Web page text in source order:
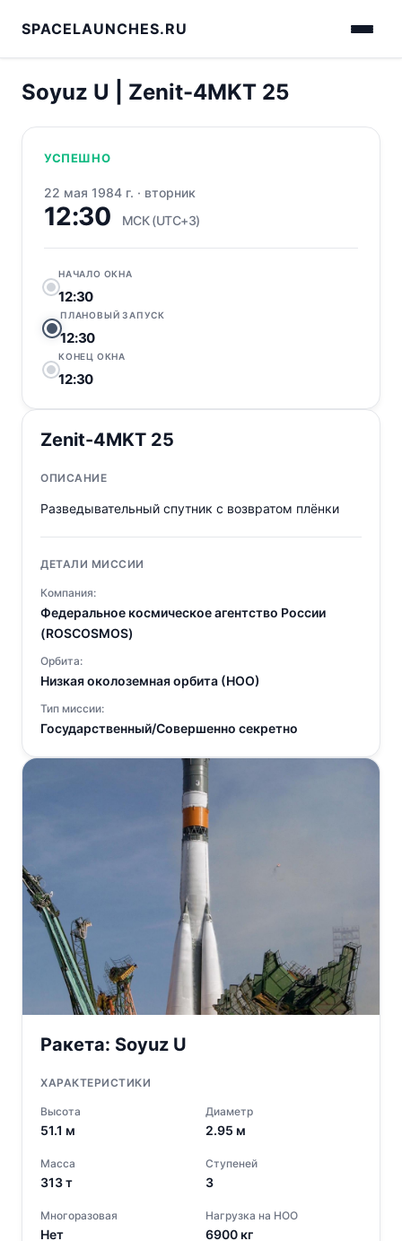
SPACELAUNCHES.RU
Soyuz U | Zenit-4MKT 25
УСПЕШНО
22 мая 1984 г. · вторник
12:30 МСК (UTC+3)
НАЧАЛО ОКНА
12:30
ПЛАНОВЫЙ ЗАПУСК
12:30
КОНЕЦ ОКНА
12:30
Zenit-4MKT 25
ОПИСАНИЕ
Разведывательный спутник с возвратом плёнки
ДЕТАЛИ МИССИИ
Компания:
Федеральное космическое агентство России
(ROSCOSMOS)
Орбита:
Низкая околоземная орбита (НОО)
Тип миссии:
Государственный/Совершенно секретно
Ракета: Soyuz U
ХАРАКТЕРИСТИКИ
Высота
51.1 м
Диаметр
2.95 м
Масса
313т
Ступеней
3
Многоразовая
Нет
Нагрузка на НОО
6900 кг